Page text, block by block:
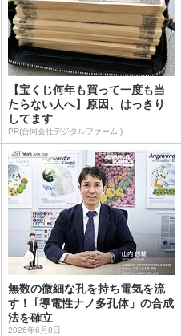
【宝くじ何年も買って一度も当
たらない人へ】原因、はっきり
してます
PR(合同会社デジタルファーム )
無数の微細な孔を持ち電気を流
す！ ｢導電性ナノ多孔体」の合成
法を確立
2026年6月8日